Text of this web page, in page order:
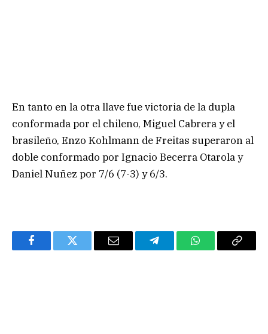
En tanto en la otra llave fue victoria de la dupla
conformada por el chileno, Miguel Cabrera y el
brasileño, Enzo Kohlmann de Freitas superaron al
doble conformado por Ignacio Becerra Otarola y
Daniel Nuñez por 7/6 (7-3) y 6/3.
FacebookTwitter Email TelegramWhatsAppCopy